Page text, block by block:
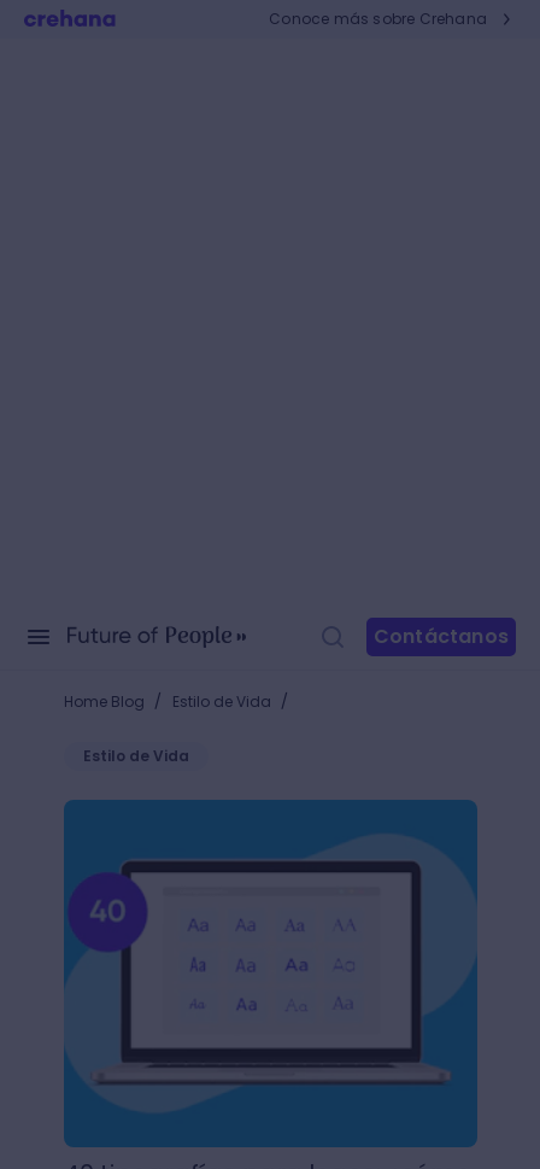
Conoce más sobre Crehana
Contáctanos
Home Blog / Estilo de Vida /
Estilo de Vida
40 tipografías para logos: ¿cómo elegir el mejor